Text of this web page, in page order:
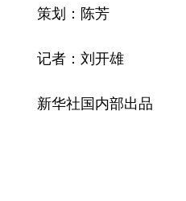
策划：陈芳
记者：刘开雄
新华社国内部出品